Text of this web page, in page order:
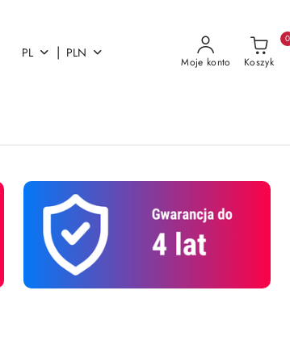
PL | PLN
Moje konto Koszyk
0